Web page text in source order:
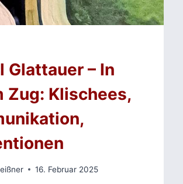
Glattauer – In
Zug: Klischees,
16. Februar 2025